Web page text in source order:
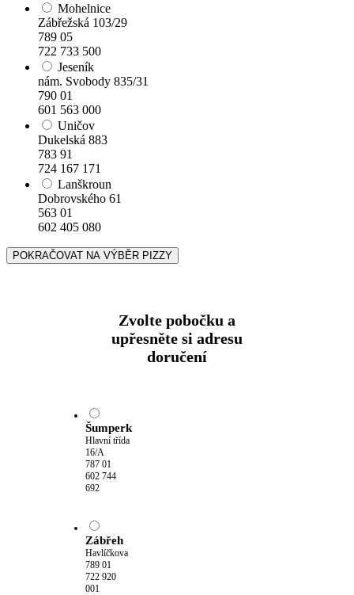
Mohelnice
Zábřežská 103/29
789 05
722 733 500
Jeseník
nám. Svobody 835/31
790 01
601 563 000
Uničov
Dukelská 883
783 91
724 167 171
Lanškroun
Dobrovského 61
563 01
602 405 080
POKRAČOVAT NA VÝBĚR PIZZY
Zvolte pobočku a
upřesněte si adresu
doručení
Šumperk
Hlavní třída
16/A
787 01
602 744
692
Zábřeh
Havlíčkova
789 01
722 920
001